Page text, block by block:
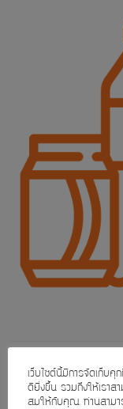
Previous
เว็บไซต์นี้มีการจัดเก็บคุ
ดียิ่งขึ้น รวมถึงให้เราส
สมให้กับคุณ ท่านสามา